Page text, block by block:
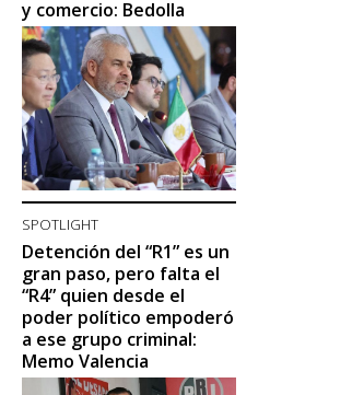
y comercio: Bedolla
SPOTLIGHT
Detención del “R1” es un
gran paso, pero falta el
“R4” quien desde el
poder político empoderó
a ese grupo criminal:
Memo Valencia